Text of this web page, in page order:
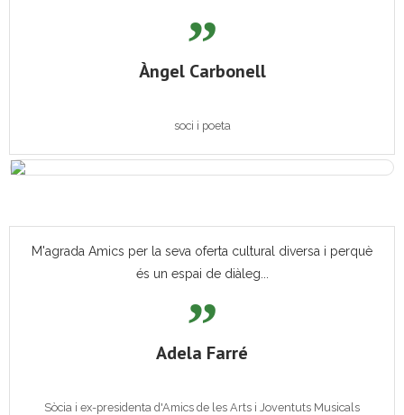
Àngel Carbonell
soci i poeta
M'agrada Amics per la seva oferta cultural diversa i perquè
és un espai de diàleg...
Adela Farré
Sòcia i ex-presidenta d'Amics de les Arts i Joventuts Musicals